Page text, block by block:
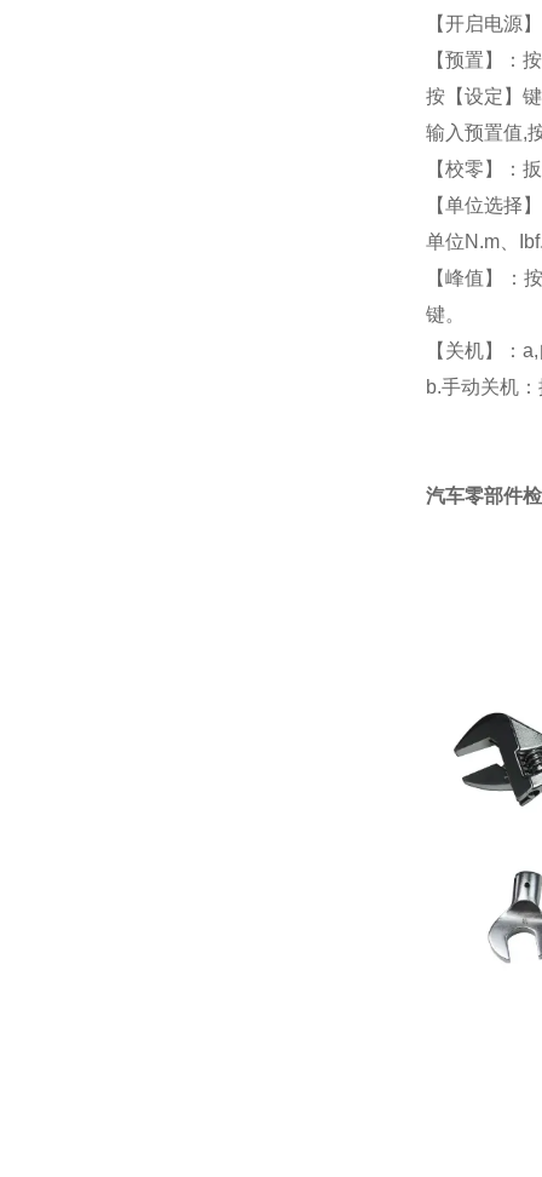
【开启电源
【预置】：
按【设定】
输入预置值,
【校零】：
【单位选择
单位N.m、
【峰值】：
键。
【关机】：
b.手动关机
汽车零部件